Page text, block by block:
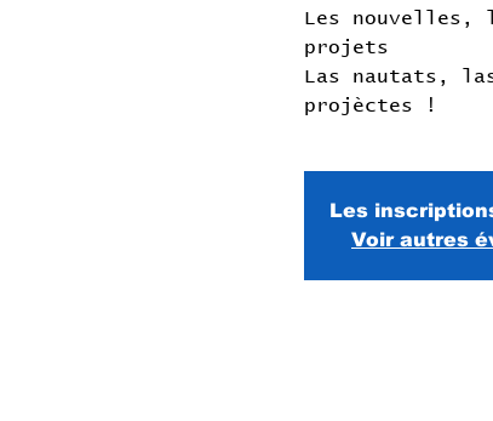
Les nouvelles,
projets
Las nautats,
projèctes !
Les
Voir autres